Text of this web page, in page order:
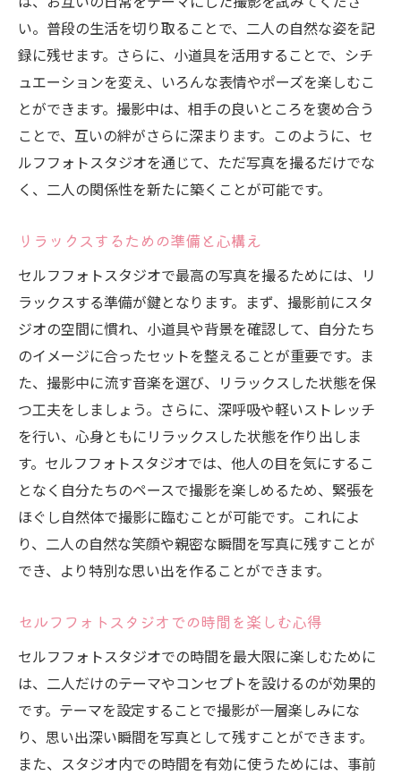
い。普段の生活を切り取ることで、二人の自然な姿を記
録に残せます。さらに、小道具を活用することで、シチ
ュエーションを変え、いろんな表情やポーズを楽しむこ
とができます。撮影中は、相手の良いところを褒め合う
ことで、互いの絆がさらに深まります。このように、セ
ルフフォトスタジオを通じて、ただ写真を撮るだけでな
く、二人の関係性を新たに築くことが可能です。
リラックスするための準備と心構え
セルフフォトスタジオで最高の写真を撮るためには、リ
ラックスする準備が鍵となります。まず、撮影前にスタ
ジオの空間に慣れ、小道具や背景を確認して、自分たち
のイメージに合ったセットを整えることが重要です。ま
た、撮影中に流す音楽を選び、リラックスした状態を保
つ工夫をしましょう。さらに、深呼吸や軽いストレッチ
を行い、心身ともにリラックスした状態を作り出しま
す。セルフフォトスタジオでは、他人の目を気にするこ
となく自分たちのペースで撮影を楽しめるため、緊張を
ほぐし自然体で撮影に臨むことが可能です。これによ
り、二人の自然な笑顔や親密な瞬間を写真に残すことが
でき、より特別な思い出を作ることができます。
セルフフォトスタジオでの時間を楽しむ心得
セルフフォトスタジオでの時間を最大限に楽しむために
は、二人だけのテーマやコンセプトを設けるのが効果的
です。テーマを設定することで撮影が一層楽しみにな
り、思い出深い瞬間を写真として残すことができます。
また、スタジオ内での時間を有効に使うためには、事前